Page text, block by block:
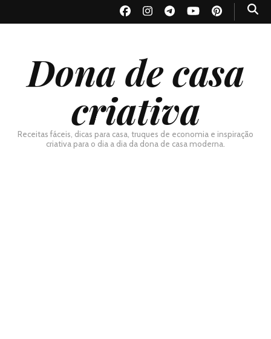
Dona de casa
criativa
Receitas fáceis, dicas para casa, truques de economia e inspiração
criativa para o dia a dia da dona de casa moderna.